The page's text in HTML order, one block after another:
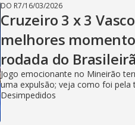
DO R7/16/03/2026
Cruzeiro 3 x 3
melhores
rodada do
Jogo emocionante no Mineirão
uma expulsão; veja como foi pela
Desimpedidos